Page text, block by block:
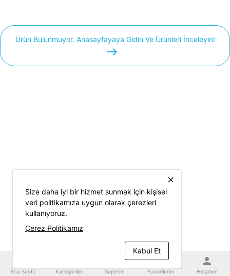
Ürün Bulunmuyor. Anasayfayaya Gidin Ve Ürünleri İnceleyin!
easts
Ana Sayfa Kategoriler Sepetim
favorite
Favorilerim
person
Hesabım
close
Size daha iyi bir hizmet sunmak için kişisel
veri politikamıza uygun olarak çerezleri
kullanıyoruz.
Çerez Politikamız
Kabul Et